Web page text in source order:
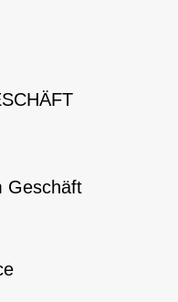
Geschäft